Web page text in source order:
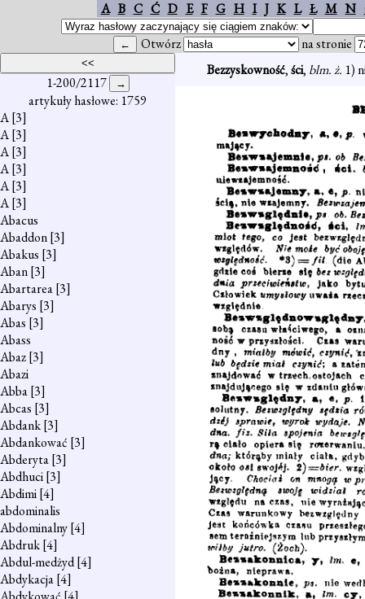
A B C Ć D E F G H I J K L Ł M N
Otwórz na stronie
1-200/2117
artykuły hasłowe: 1759
A[3]
A[3]
A[3]
A[3]
A[3]
A[3]
Abacus
Abaddon[3]
Abakus [3]
Aban[3]
Abartarea[3]
Abarys [3]
Abas [3]
Abass
Abaz[3]
Abazi
Abba[3]
Abcas [3]
Abdank[3]
Abdankować [3]
Abderyta[3]
Abdhuci[3]
Abdimi[4]
abdominalis
Abdominalny[4]
Abdruk[4]
Abdul-medżyd[4]
Abdykacja[4]
Bezzyskowność,ści, blm. ż. 1)